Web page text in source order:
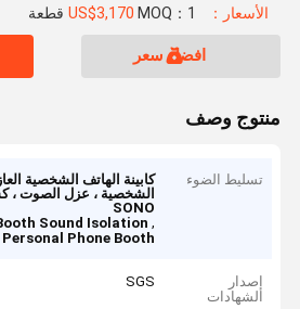
الأسعار：US$3,170 MOQ：1 قطعة
افضل سعر
منتوج وصف
تسليط الضوء
كابينة الهاتف الشخصية
الشخصية ، عزل الصوت
SONO
,
Sound Isolation
Personal Phone Booth
إصدار
الشهادات
SGS